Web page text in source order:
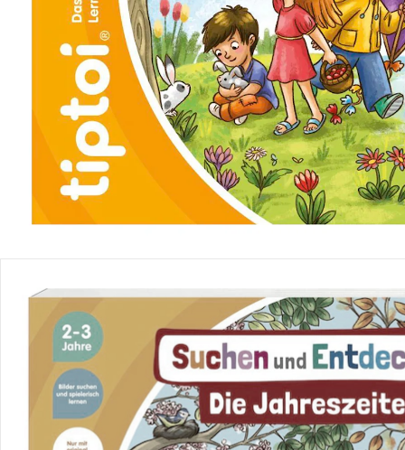
Produktbeschreibung
Produktdetails
Hinweise, Siegel & Hersteller
Bestellung & Lieferung